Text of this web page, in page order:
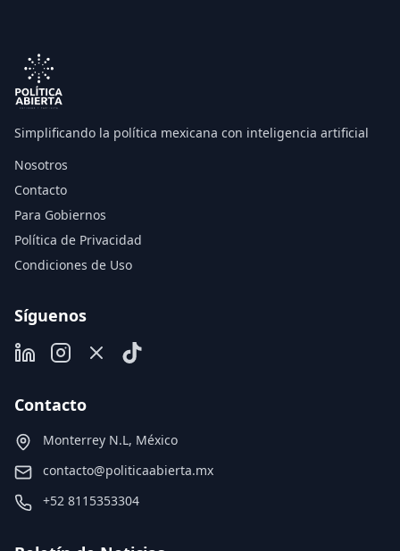
Simplificando la política mexicana con inteligencia artificial
Nosotros
Contacto
Para Gobiernos
Política de Privacidad
Condiciones de Uso
Síguenos
Contacto
Monterrey N.L, México
contacto@politicaabierta.mx
+52 8115353304